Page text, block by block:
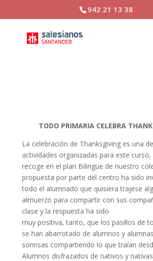
942 21 13 38
TODO PRIMARIA CELEBRA
La celebración de Thanksgiving es una
actividades organizadas para este
recoge en el plan Bilingüe de nuestro
propuesta por parte del centro ha sido
todo el alumnado que quisiera trajese
almuerzo para compartir con sus
clase y la respuesta ha sido
muy positiva, tanto, que los pasillos de
se han abarrotado de alumnos y
sonrisas compartiendo lo que traían
Alumnos disfrazados de nativos y nativas